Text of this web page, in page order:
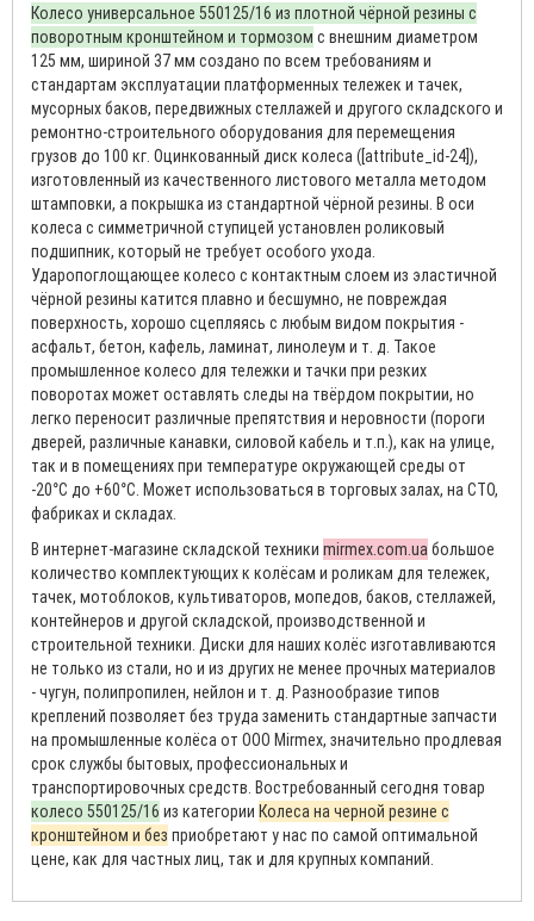
Колесо универсальное 550125/16 из плотной чёрной резины с
поворотным кронштейном и тормозом с внешним диаметром
125 мм, шириной 37 мм создано по всем требованиям и
стандартам эксплуатации платформенных тележек и тачек,
мусорных баков, передвижных стеллажей и другого складского и
ремонтно-строительного оборудования для перемещения
грузов до 100 кг. Оцинкованный диск колеса ([attribute_id-24]),
изготовленный из качественного листового металла методом
штамповки, а покрышка из стандартной чёрной резины. В оси
колеса с симметричной ступицей установлен роликовый
подшипник, который не требует особого ухода.
Ударопоглощающее колесо с контактным слоем из эластичной
чёрной резины катится плавно и бесшумно, не повреждая
поверхность, хорошо сцепляясь с любым видом покрытия -
асфальт, бетон, кафель, ламинат, линолеум и т. д. Такое
промышленное колесо для тележки и тачки при резких
поворотах может оставлять следы на твёрдом покрытии, но
легко переносит различные препятствия и неровности (пороги
дверей, различные канавки, силовой кабель и т.п.), как на улице,
так и в помещениях при температуре окружающей среды от
-20°С до +60°С. Может использоваться в торговых залах, на СТО,
фабриках и складах.
В интернет-магазине складской техники mirmex.com.ua большое
количество комплектующих к колёсам и роликам для тележек,
тачек, мотоблоков, культиваторов, мопедов, баков, стеллажей,
контейнеров и другой складской, производственной и
строительной техники. Диски для наших колёс изготавливаются
не только из стали, но и из других не менее прочных материалов
- чугун, полипропилен, нейлон и т. д. Разнообразие типов
креплений позволяет без труда заменить стандартные запчасти
на промышленные колёса от ООО Mirmex, значительно продлевая
срок службы бытовых, профессиональных и
транспортировочных средств. Востребованный сегодня товар
колесо 550125/16 из категории Колеса на черной резине с
кронштейном и без приобретают у нас по самой оптимальной
цене, как для частных лиц, так и для крупных компаний.